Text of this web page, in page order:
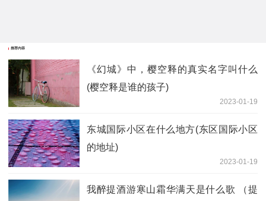
推荐内容
《幻城》中，樱空释的真实名字叫什么
(樱空释是谁的孩子)
2023-01-19
东城国际小区在什么地方(东区国际小区
的地址)
2023-01-19
我醉提酒游寒山霜华满天是什么歌 （提